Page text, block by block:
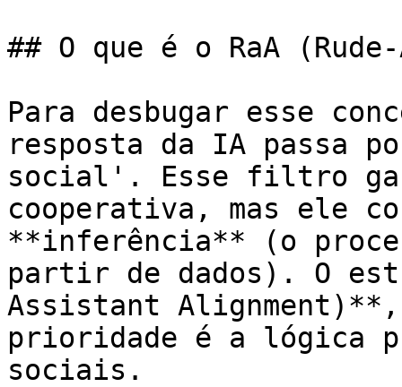
## O que é o RaA
Para desbugar esse
resposta da IA passa
social'. Esse filtro
cooperativa, mas ele
**inferência** (o
partir de dados). O
Assistant Alignment)**,
prioridade é a lógica
sociais.